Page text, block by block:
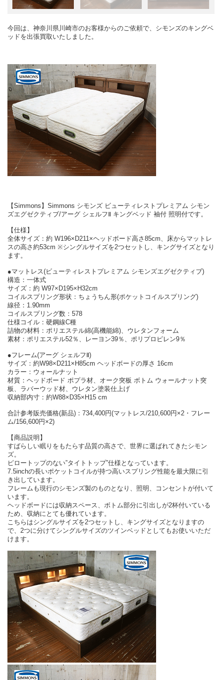
今回は、神奈川県川崎市のお客様からのご依頼で、シモンズのキングベ
ッドを出張買取いたしました。
【Simmons】Simmons シモンズ ビューティレストプレミアム シモン
ズエグゼクティブ/アーグ シェルフⅡ キングベッド 袖付 照明付です。
【仕様】
全体サイズ：約 W196×D211×ヘッドボード高さ85cm、床からマットレ
スの高さ約53cm ※シングルサイズを2つセットし、キングサイズとなり
ます。
●マットレス(ビューティレストプレミアム シモンズエグゼクティブ)
構造：一体式
サイズ：約 W97×D195×H32cm
コイルスプリング形状：ちょうちん形(ポケットコイルスプリング)
線径：1.90mm
コイルスプリング数：578
仕様コイル：硬鋼線C種
詰物の材料：ポリエステル綿(高機能綿)、ウレタンフォーム
素材：ポリエステル52％、レーヨン39％、ポリプロピレン9％
●フレーム(アーグ シェルフⅡ)
サイズ：約W98×D211×H85cm ヘッドボードの厚さ 16cm
カラー：ウォールナット
材質：ヘッドボード ポプラ材、オーク突板 ボトム ウォールナット突
板、ラバーウッド材、ウレタン塗装仕上げ
収納部内寸：約W88×D35×H15 cm
合計参考販売価格(新品)：734,400円(マットレス/210,600円×2・フレー
ム/156,600円×2)
【商品説明】
すばらしい眠りをもたらす品質の高さで、世界に選ばれてきたシモン
ズ。
ピロートップのない”タイトトップ”仕様となっています。
7.5inchの長いポケットコイルが持つ高いスプリング性能を最大限に引
き出しています。
フレームも現行のシモンズ製のものとなり、照明、コンセントが付いて
います。
ヘッドボードには収納スペース、ボトム部分に引出しが2杯付いている
ため、収納にとても優れています。
こちらはシングルサイズを2つセットし、キングサイズとなりますの
で、2つに分けてシングルサイズのツインベッドとしてもお使いいただ
けます。